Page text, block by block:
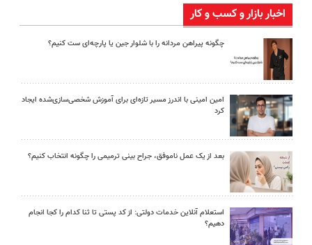
اخبار بازار و کسب و کار
چگونه پیراهن مردانه را با شلوار جین یا پارچه‌ای ست کنیم؟
امین امینی با اندرز مسیر تازه‌ای برای آموزش شخصی‌سازی‌شده ایجاد
کرد
بعد از یک عمل ناموفق، جراح بینی ترمیمی را چگونه انتخاب کنیم؟
استعلام آنلاین خدمات دولتی: از کد پستی تا ثنا کدام را کجا انجام
دهیم؟